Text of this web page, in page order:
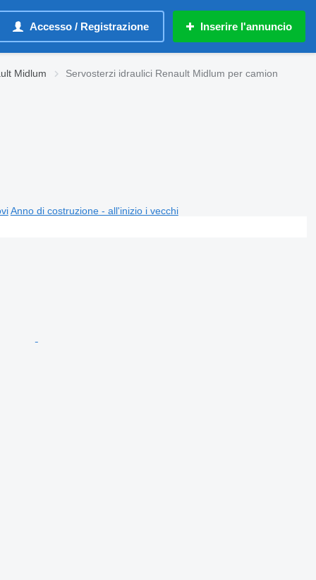
Accesso / Registrazione Inserire l'annuncio
Midlum Servosterzi idraulici Renault Midlum per camion
Anno di costruzione - all'inizio i vecchi